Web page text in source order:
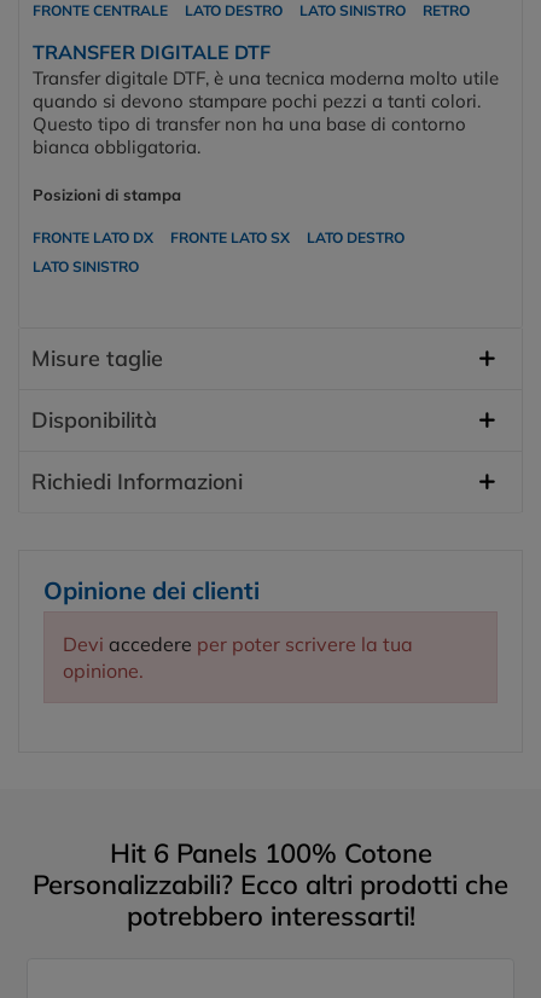
FRONTE CENTRALE LATO DESTRO LATO SINISTRO RETRO
TRANSFER DIGITALE DTF
Transfer digitale DTF, è una tecnica moderna molto utile
quando si devono stampare pochi pezzi a tanti colori.
Questo tipo di transfer non ha una base di contorno
bianca obbligatoria.
Posizioni di stampa
FRONTE LATO DX FRONTE LATO SX
LATO DESTRO
LATO SINISTRO
Misure taglie
Disponibilità
Richiedi Informazioni
Opinione dei clienti
Devi accedere per poter scrivere la tua
opinione.
Hit 6 Panels 100% Cotone
Personalizzabili? Ecco altri prodotti che
potrebbero interessarti!